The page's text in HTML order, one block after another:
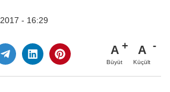
- 16:29
A
Büyüt
A
Küçült